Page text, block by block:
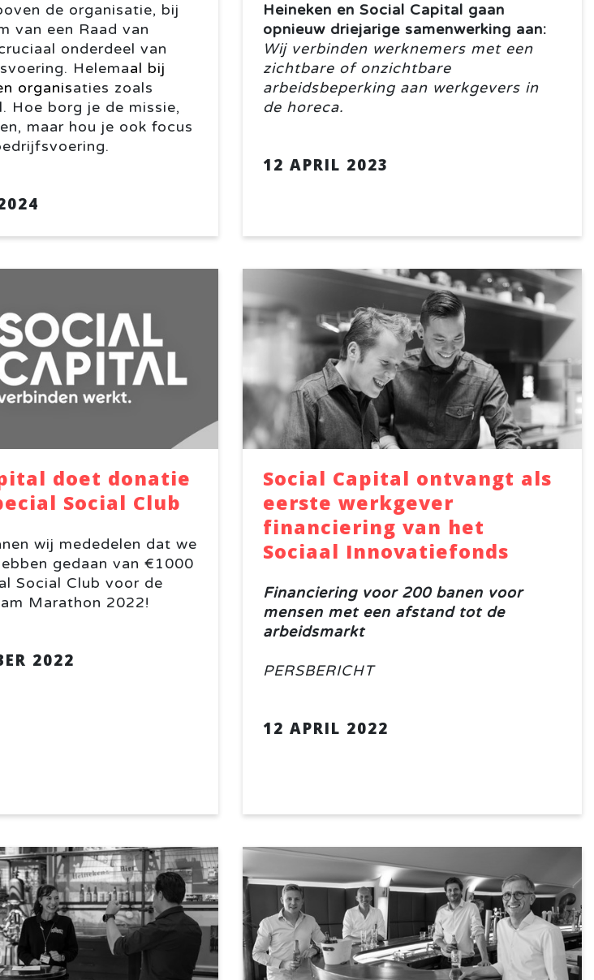
de organisatie, bij
van een Raad van
onderdeel van
Helemaal bij
organisaties zoals
Hoe borg je de missie,
maar hou je ook focus
Heineken en Social Capital gaan
opnieuw driejarige samenwerking aan:
Wij verbinden werknemers met een
zichtbare of onzichtbare
arbeidsbeperking aan werkgevers in
de horeca.
12 APRIL 2023
doet donatie
Social Club
wij mededelen dat we
gedaan van €1000
Social Club voor de
Marathon 2022!
2022
Social Capital ontvangt als
eerste werkgever
financiering van het
Sociaal Innovatiefonds
Financiering voor 200 banen voor
mensen met een afstand tot de
arbeidsmarkt
PERSBERICHT
12 APRIL 2022